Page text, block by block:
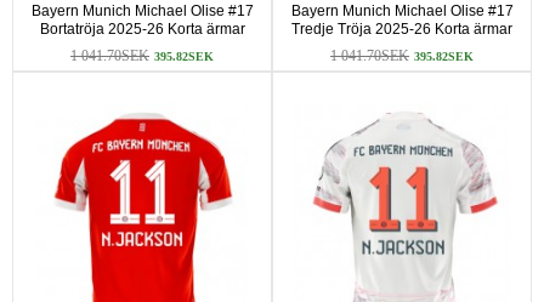
Bayern Munich Michael Olise #17
Bortatröja 2025-26 Korta ärmar
1 041.70SEK 395.82SEK
Bayern Munich Michael Olise #17
Tredje Tröja 2025-26 Korta ärmar
1 041.70SEK 395.82SEK